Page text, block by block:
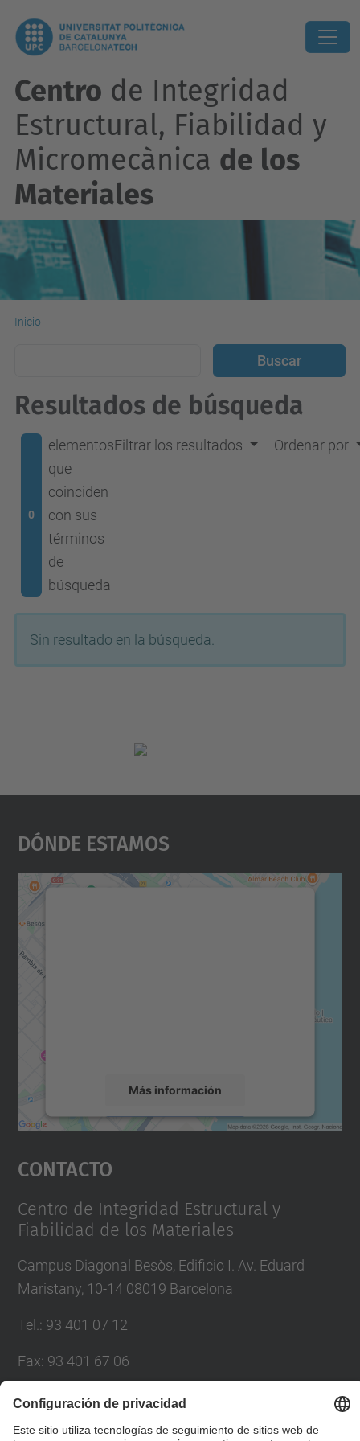
Centro de Integridad
Estructural, Fiabilidad y
Micromecànica de los
Materiales
Inicio
Resultados de búsqueda
0
elementos
que
coinciden
con sus
términos
de
búsqueda
Filtrar los resultados Ordenar por
Sin resultado en la búsqueda.
Dónde Estamos
Más información
Aceptar
powered by
Contacto
Centro de Integridad Estructural y
Fiabilidad de los Materiales
Campus Diagonal Besòs, Edificio I. Av. Eduard
Maristany, 10-14 08019 Barcelona
Tel. : 93 401 07 12
Fax: 93 401 67 06
Correo:ciefma.info@upc.edu
Directorio UPC